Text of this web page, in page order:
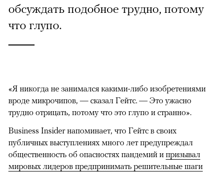
обсуждать подобное трудно, потому
что глупо.
«Я никогда не занимался какими-либо изобретениями
вроде микрочипов, — сказал Гейтс. — Это ужасно
трудно отрицать, потому что это глупо и странно».
Business Insider напоминает, что Гейтс в своих
публичных выступлениях много лет предупреждал
общественность об опасностях пандемий и призывал
мировых лидеров предпринимать решительные шаги